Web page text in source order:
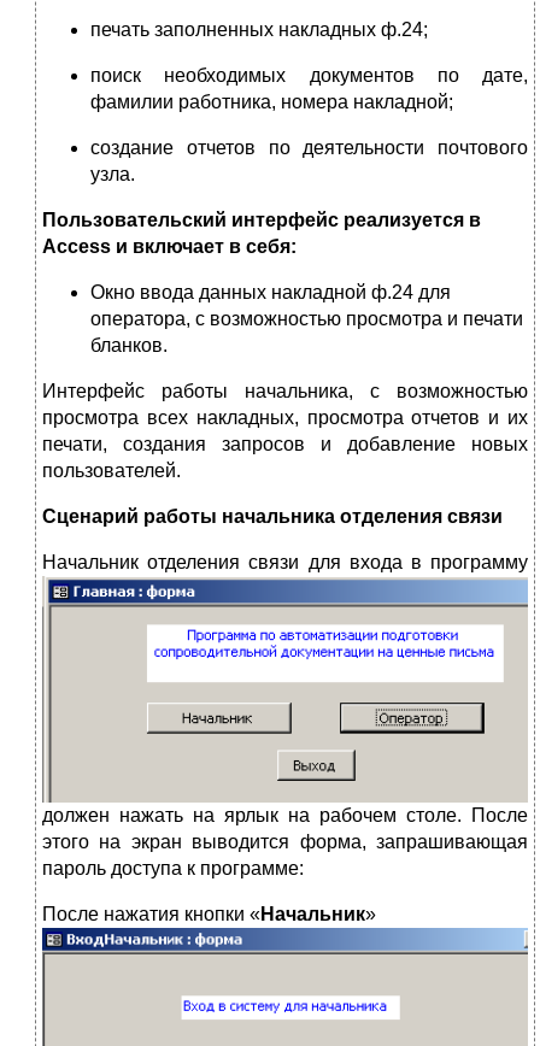
печать заполненных накладных ф.24;
поиск необходимых документов по дате,
фамилии работника, номера накладной;
создание отчетов по деятельности почтового
узла.
Пользовательский интерфейс реализуется в
Access и включает в себя:
Окно ввода данных накладной ф.24 для
оператора, с возможностью просмотра и печати
бланков.
Интерфейс работы начальника, с возможностью
просмотра всех накладных, просмотра отчетов и их
печати, создания запросов и добавление новых
пользователей.
Сценарий работы начальника отделения связи
Начальник отделения связи для входа в программу
должен нажать на ярлык на рабочем столе. После
этого на экран выводится форма, запрашивающая
пароль доступа к программе:
После нажатия кнопки «Начальник»